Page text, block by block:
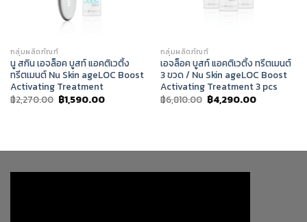
กลุ่มผลิตภัณฑ์
นู สกิน เอจล็อค บูสท์ แอคติเวติ้ง
ทรีตเมนต์ Nu Skin ageLOC Boost
Activating Treatment
฿2,270.00 Original
price
฿1,590.00Current
กลุ่มผลิตภัณฑ์
เอจล็อค บูสท์ แอคติเวติ้ง ทรีตเมนต์
3 ขวด / Nu Skin ageLOC Boost
Activating Treatment 3 pcs
฿6,810.00 Original
price
฿4,290.00Current